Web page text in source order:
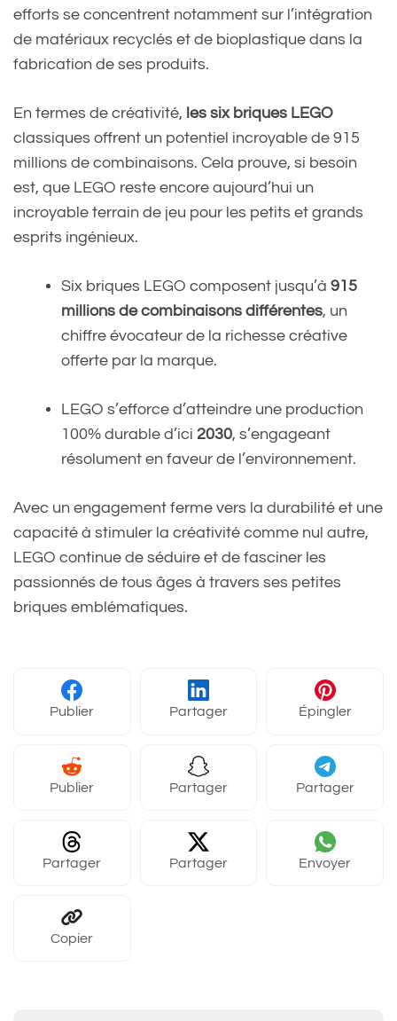
efforts se concentrent notamment sur l’intégration
de matériaux recyclés et de bioplastique dans la
fabrication de ses produits.
En termes de créativité, les six briques LEGO
classiques offrent un potentiel incroyable de 915
millions de combinaisons. Cela prouve, si besoin
est, que LEGO reste encore aujourd’hui un
incroyable terrain de jeu pour les petits et grands
esprits ingénieux.
Six briques LEGO composent jusqu’à 915
millions de combinaisons différentes, un
chiffre évocateur de la richesse créative
offerte par la marque.
LEGO s’efforce d’atteindre une production
100% durable d’ici 2030, s’engageant
résolument en faveur de l’environnement.
Avec un engagement ferme vers la durabilité et une
capacité à stimuler la créativité comme nul autre,
LEGO continue de séduire et de fasciner les
passionnés de tous âges à travers ses petites
briques emblématiques.
Publier Partager Épingler
Publier Partager Partager
Partager Partager Envoyer
Copier